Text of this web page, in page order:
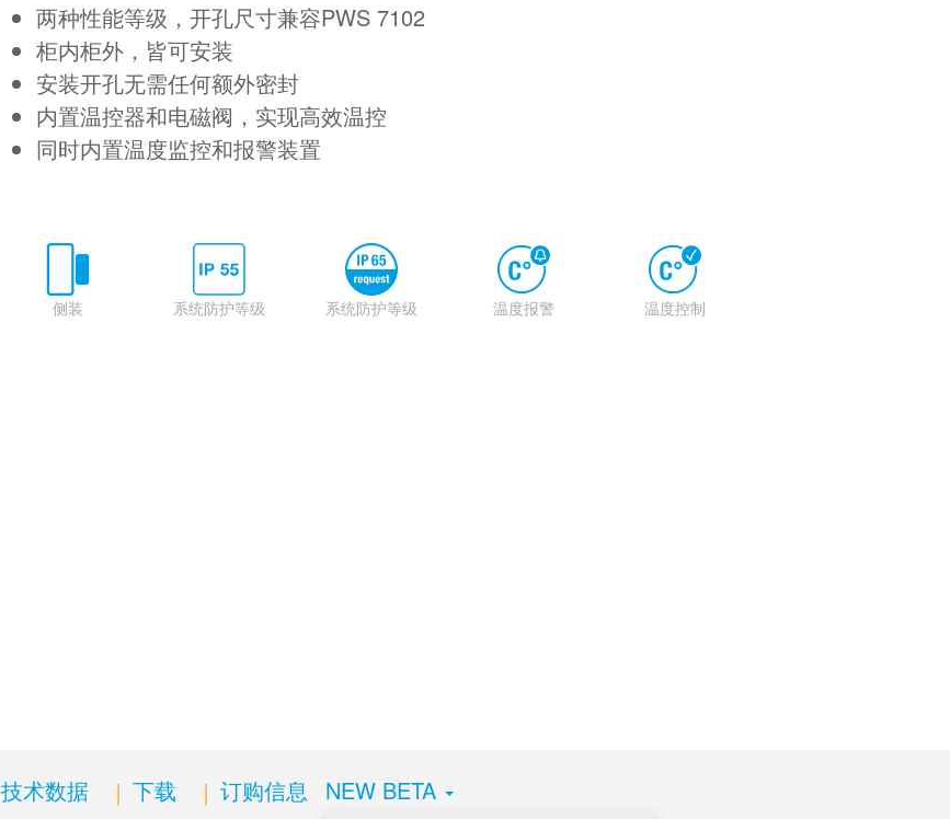
两种性能等级，开孔尺寸兼容PWS 7102
柜内柜外，皆可安装
安装开孔无需任何额外密封
内置温控器和电磁阀，实现高效温控
同时内置温度监控和报警装置
侧装 系统防护等级 系统防护等级 温度报警 温度控制
技术数据 下载 订购信息 NEW BETA